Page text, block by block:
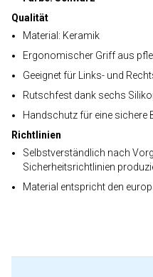
Qualität
Material: Keramik
Ergonomischer Griff aus
Geeignet für Links- und
Rutschfest dank sechs
Handschutz für eine sichere
Richtlinien
Selbstverständlich nach
Sicherheitsrichtlinien
Material entspricht den